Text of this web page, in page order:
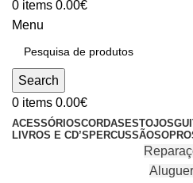
0 items 0.00€
Menu
Search
0 items 0.00€
ACESSÓRIOSCORDAS ESTOJOS
LIVROS E CD’S PERCUSSÃO